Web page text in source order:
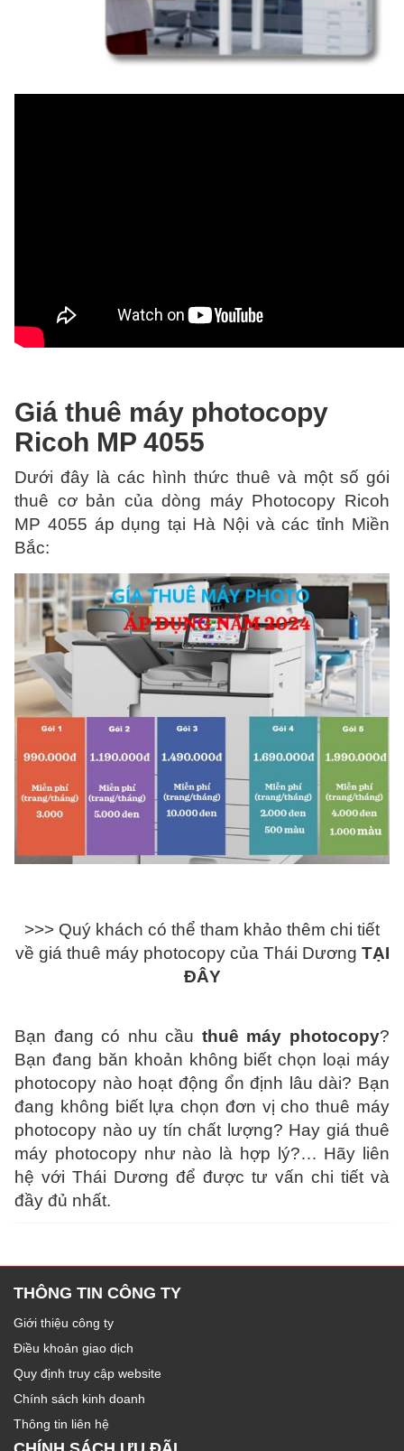
Giá thuê máy photocopy
Ricoh MP 4055
Dưới đây là các hình thức thuê và một số gói
thuê cơ bản của dòng máy Photocopy Ricoh
MP 4055 áp dụng tại Hà Nội và các tỉnh Miền
Bắc:
>>> Quý khách có thể tham khảo thêm chi tiết
về giá thuê máy photocopy của Thái Dương TẠI
ĐÂY
Bạn đang có nhu cầu thuê máy photocopy?
Bạn đang băn khoản không biết chọn loại máy
photocopy nào hoạt động ổn định lâu dài? Bạn
đang không biết lựa chọn đơn vị cho thuê máy
photocopy nào uy tín chất lượng? Hay giá thuê
máy photocopy như nào là hợp lý?… Hãy liên
hệ với Thái Dương để được tư vấn chi tiết và
đầy đủ nhất.
THÔNG TIN CÔNG TY
Giới thiệu công ty
Điều khoản giao dịch
Quy định truy cập website
Chính sách kinh doanh
Thông tin liên hệ